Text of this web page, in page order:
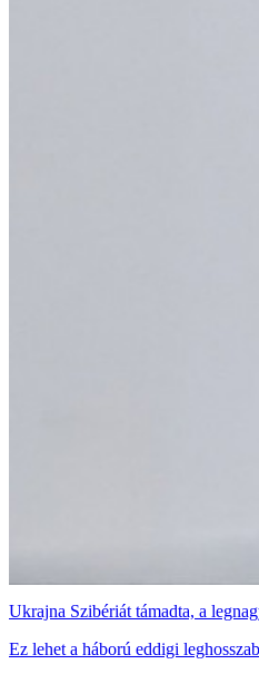
Ukrajna Szibériát támadta, a
Ez lehet a háború eddigi